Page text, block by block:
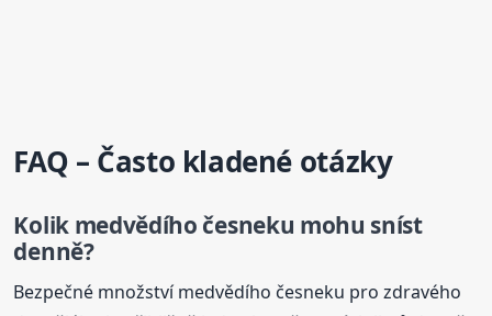
FAQ – Často kladené otázky
Kolik medvědího česneku mohu sníst
denně?
Bezpečné množství medvědího česneku pro zdravého